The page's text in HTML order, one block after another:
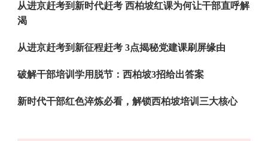
从进京赶考到新时代赶考 西柏坡红课为何让干部直呼解
渴
从进京赶考到新征程赶考 3点揭秘党建课刷屏缘由
破解干部培训学用脱节：西柏坡3招给出答案
新时代干部红色淬炼必看，解锁西柏坡培训三大核心